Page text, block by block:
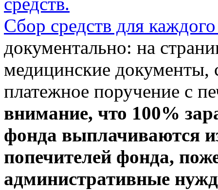
Сбор средств для
документально: на
медицинские документы,
платежное поручение с
внимание, что 100%
фонда выплачиваются
попечителей фонда,
административные